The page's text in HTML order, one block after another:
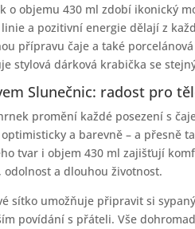
o objemu 430 ml zdobí ikonický
a pozitivní energie dělají z
přípravu čaje a také
stylová dárková krabička se
Slunečnic: radost pro
promění každé posezení s
a barevně – a přesně
tvar i objem 430 ml zajišťují
odolnost a dlouhou životnost.
sítko umožňuje připravit si
povídání s přáteli. Vše